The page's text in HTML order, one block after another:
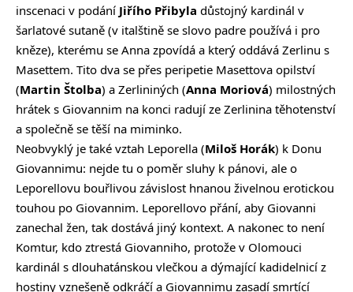
inscenaci v podání Jiřího Přibyla důstojný kardinál v
šarlatové sutaně (v italštině se slovo padre používá i pro
kněze), kterému se Anna zpovídá a který oddává Zerlinu s
Masettem. Tito dva se přes peripetie Masettova opilství
(Martin Štolba) a Zerlininých (Anna Moriová) milostných
hrátek s Giovannim na konci radují ze Zerlinina těhotenství
a společně se těší na miminko.
Neobvyklý je také vztah Leporella (Miloš Horák) k Donu
Giovannimu: nejde tu o poměr sluhy k pánovi, ale o
Leporellovu bouřlivou závislost hnanou živelnou erotickou
touhou po Giovannim. Leporellovo přání, aby Giovanni
zanechal žen, tak dostává jiný kontext. A nakonec to není
Komtur, kdo ztrestá Giovanniho, protože v Olomouci
kardinál s dlouhatánskou vlečkou a dýmající kadidelnicí z
hostiny vznešeně odkráčí a Giovannimu zasadí smrtící